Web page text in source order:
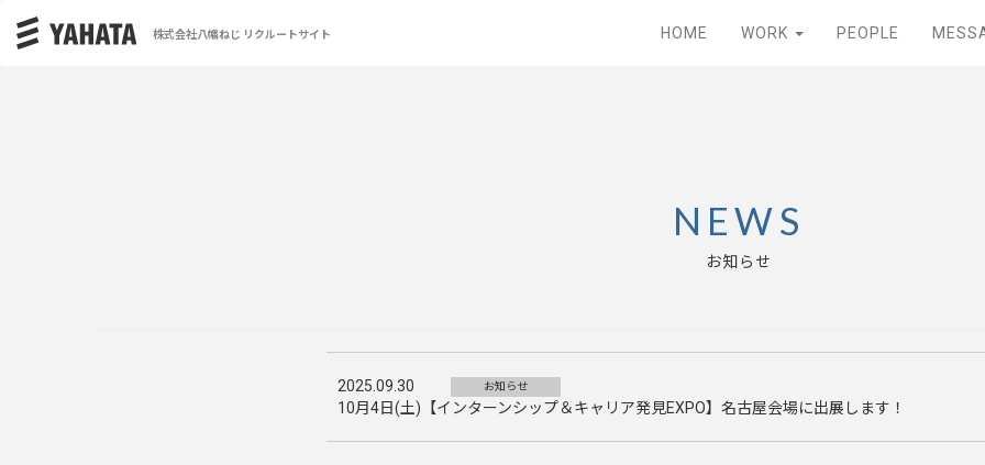
株式会社八幡ねじ リクルートサイト HOME WORK PEOPLE
NEWS
お知らせ
2025.09.30 お知らせ
10月4日(土)【インターンシップ＆キャリア発見EXPO】名古屋会場に出展します！